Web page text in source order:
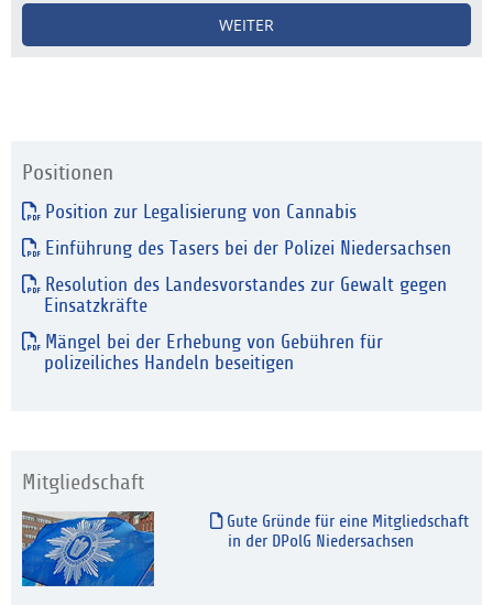
WEITER
Positionen
Position zur Legalisierung von Cannabis
Einführung des Tasers bei der Polizei Niedersachsen
Resolution des Landesvorstandes zur Gewalt gegen
Einsatzkräfte
Mängel bei der Erhebung von Gebühren für
polizeiliches Handeln beseitigen
Mitgliedschaft
Gute Gründe für eine Mitgliedschaft
in der DPolG Niedersachsen